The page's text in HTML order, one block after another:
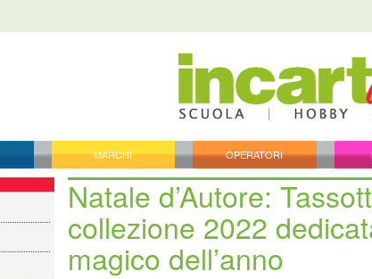
MARCHI OPERATORI
Natale d’Autore:
collezione 2022
magico dell’anno